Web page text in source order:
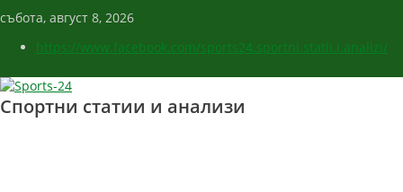
събота, август 8, 2026
https://www.facebook.com/sports24.sportni.statii.i.analizi/
Спортни статии и анализи